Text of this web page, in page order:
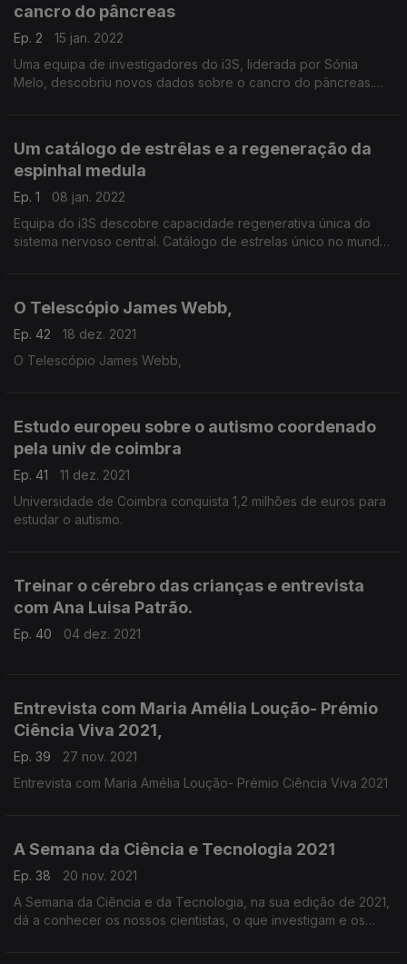
cancro do pâncreas
Ep. 2
15 jan. 2022
Uma equipa de investigadores do i3S, liderada por Sónia
Melo, descobriu novos dados sobre o cancro do pâncreas.
Um catálogo de estrêlas e a regeneração da
espinhal medula
Ep. 1
08 jan. 2022
Equipa do i3S descobre capacidade regenerativa única do
sistema nervoso central. Catálogo de estrelas único no mundo
O Telescópio James Webb,
Ep. 42
18 dez. 2021
O Telescópio James Webb,
Estudo europeu sobre o autismo coordenado
pela univ de coimbra
Ep. 41
11 dez. 2021
Universidade de Coimbra conquista 1,2 milhões de euros para
estudar o autismo.
Treinar o cérebro das crianças e entrevista
com Ana Luisa Patrão.
Ep. 40 04 dez. 2021
Entrevista com Maria Amélia Loução- Prémio
Ciência Viva 2021,
Ep. 39
27 nov. 2021
Entrevista com Maria Amélia Loução- Prémio Ciência Viva 2021
A Semana da Ciência e Tecnologia 2021
Ep. 38
20 nov. 2021
A Semana da Ciência e da Tecnologia, na sua edição de 2021,
dá a conhecer os nossos cientistas, o que investigam e os